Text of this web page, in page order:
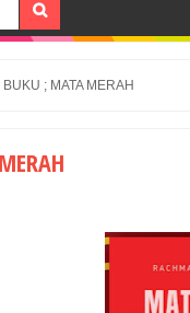
BUKU ; MATA MERAH